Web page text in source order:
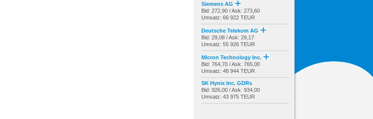
Siemens AG
Bid: 272,90 / Ask: 273,60
Umsatz: 66 922 TEUR
Deutsche Telekom AG
Bid: 29,08 / Ask: 29,17
Umsatz: 55 926 TEUR
Micron Technology Inc.
Bid: 764,70 / Ask: 765,00
Umsatz: 48 944 TEUR
SK Hynix Inc. GDRs
Bid: 926,00 / Ask: 934,00
Umsatz: 43 975 TEUR